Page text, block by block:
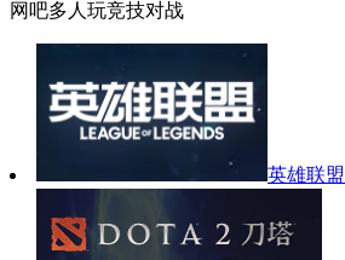
网吧多人玩竞技对战
英雄联盟